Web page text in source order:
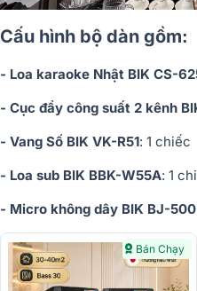
Cấu hình bộ dàn gồm:
- Loa karaoke Nhật BIK CS-
- Cục đẩy công suất 2 kênh
- Vang Số BIK VK-R51: 1 chiếc
- Loa sub BIK BBK-W55A: 1
- Micro không dây BIK BJ-
Bán Chạy